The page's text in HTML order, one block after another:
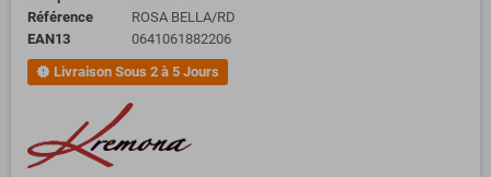
Référence
ROSA BELLA/RD
EAN13
0641061882206
new_releases Livraison Sous 2 à 5 Jours